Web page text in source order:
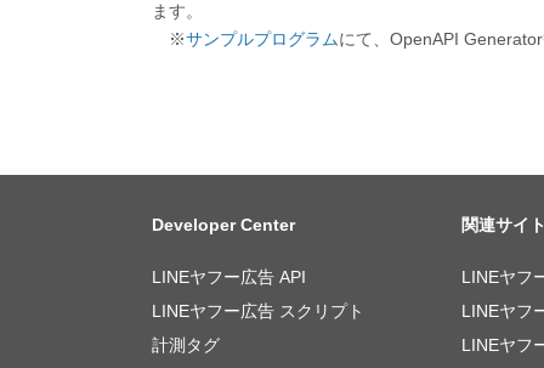
ます。
※サンプルプログラムにて、OpenAPI
Developer Center
LINEヤフー広告 API
LINEヤフー広告 スクリプト
計測タグ
関連サイ
LINEヤフ
LINEヤフ
LINEヤフ